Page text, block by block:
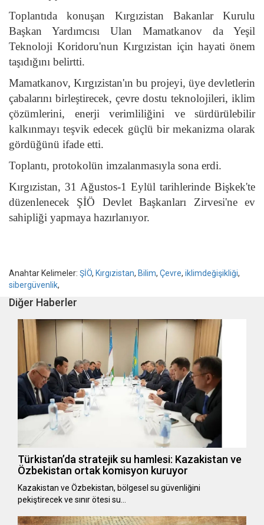
Toplantıda konuşan Kırgızistan Bakanlar Kurulu
Başkan Yardımcısı Ulan Mamatkanov da Yeşil
Teknoloji Koridoru'nun Kırgızistan için hayati önem
taşıdığını belirtti.
Mamatkanov, Kırgızistan'ın bu projeyi, üye devletlerin
çabalarını birleştirecek, çevre dostu teknolojileri, iklim
çözümlerini, enerji verimliliğini ve sürdürülebilir
kalkınmayı teşvik edecek güçlü bir mekanizma olarak
gördüğünü ifade etti.
Toplantı, protokolün imzalanmasıyla sona erdi.
Kırgızistan, 31 Ağustos-1 Eylül tarihlerinde Bişkek'te
düzenlenecek ŞİÖ Devlet Başkanları Zirvesi'ne ev
sahipliği yapmaya hazırlanıyor.
Anahtar Kelimeler: ŞİÖ, Kırgızistan, Bilim, Çevre, iklimdeğişikliği,
sibergüvenlik,
Diğer Haberler
Türkistan’da stratejik su hamlesi: Kazakistan ve
Özbekistan ortak komisyon kuruyor
Kazakistan ve Özbekistan, bölgesel su güvenliğini
pekiştirecek ve sınır ötesi su…